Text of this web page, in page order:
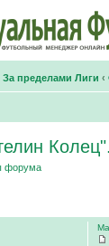
За пределами Лиги ‹
форума